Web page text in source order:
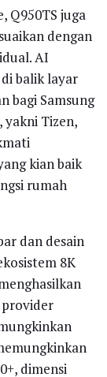
Q950TS juga
dengan
AI
balik layar
bagi Samsung
Tizen,
kian baik
rumah
dan desain
8K
dimensi